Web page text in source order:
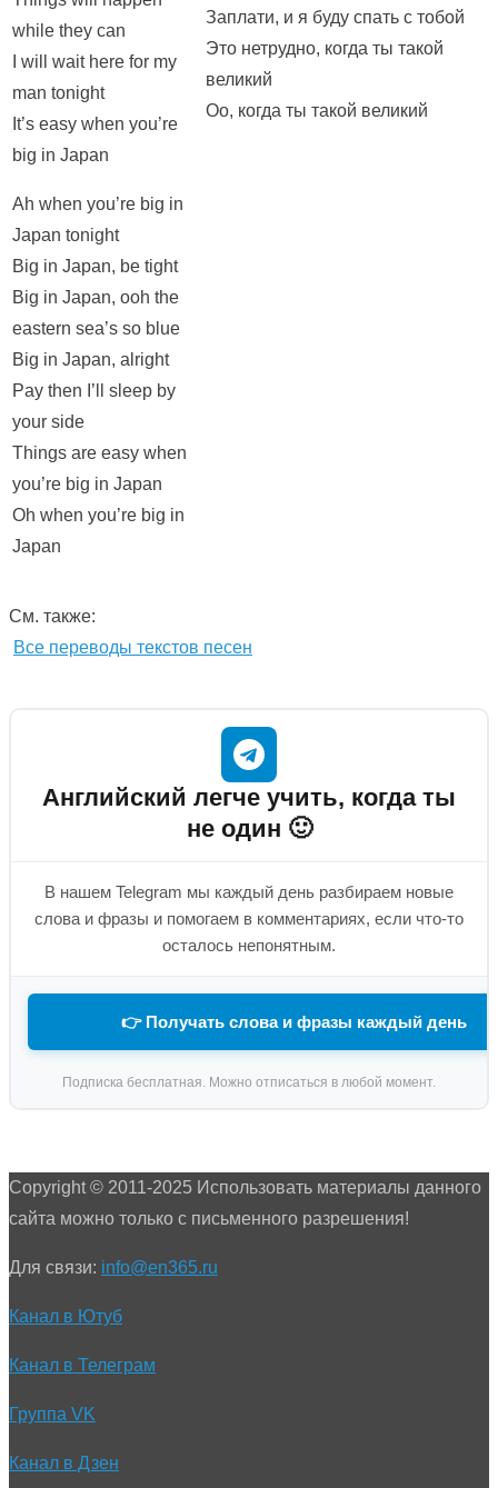
while they can
I will wait here for my
man tonight
It’s easy when you’re
big in Japan
Ah when you’re big in
Japan tonight
Big in Japan, be tight
Big in Japan, ooh the
eastern sea’s so blue
Big in Japan, alright
Pay then I’ll sleep by
your side
Things are easy when
you’re big in Japan
Oh when you’re big in
Japan
Заплати, и я буду спать с тобой
Это нетрудно, когда ты такой
великий
Оо, когда ты такой великий
См. также:
Все переводы текстов песен
Английский легче учить, когда ты
не один 🙂
В нашем Telegram мы каждый день разбираем новые
слова и фразы и помогаем в комментариях, если что-то
осталось непонятным.
👉 Получать слова и фразы каждый день
Подписка бесплатная. Можно отписаться в любой момент.
Copyright © 2011-2025 Использовать материалы данного
сайта можно только с письменного разрешения!
Для связи: info@en365.ru
Канал в Ютуб
Канал в Телеграм
Группа VK
Канал в Дзен